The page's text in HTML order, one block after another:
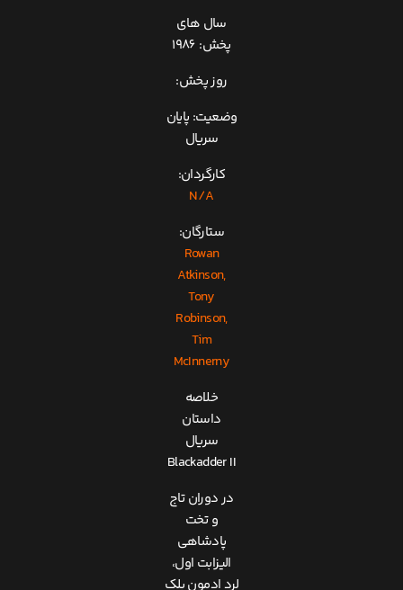
سال های
پخش: 1986
روز پخش:
وضعیت: پایان
سریال
کارگردان:
N/A
ستارگان:
Rowan
Atkinson,
Tony
Robinson,
Tim
McInnerny
خلاصه
داستان
سریال
Blackadder II
در دوران تاج
و تخت
پادشاهی
الیزابت اول،
لرد ادمون بلک